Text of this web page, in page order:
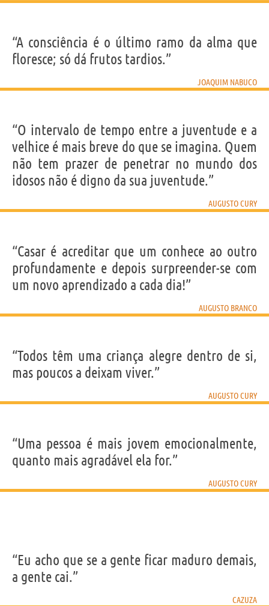
“A consciência é o último ramo da alma que
floresce; só dá frutos tardios.”
JOAQUIM NABUCO
“O intervalo de tempo entre a juventude e a
velhice é mais breve do que se imagina. Quem
não tem prazer de penetrar no mundo dos
idosos não é digno da sua juventude.”
AUGUSTO CURY
“Casar é acreditar que um conhece ao outro
profundamente e depois surpreender-se com
um novo aprendizado a cada dia!”
AUGUSTO BRANCO
“Todos têm uma criança alegre dentro de si,
mas poucos a deixam viver.”
AUGUSTO CURY
“Uma pessoa é mais jovem emocionalmente,
quanto mais agradável ela for.”
AUGUSTO CURY
“Eu acho que se a gente ficar maduro demais,
a gente cai.”
CAZUZA